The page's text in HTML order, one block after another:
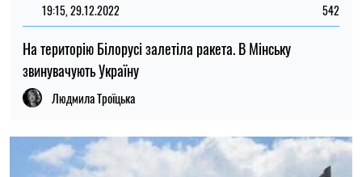
19:15, 29.12.2022 542
На територію Білорусі залетіла ракета. В Мінську
звинувачують Україну
Людмила Троїцька